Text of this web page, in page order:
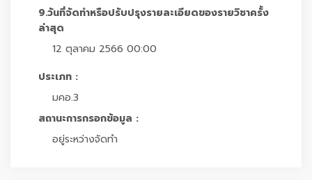
9.วันที่จัดทำหรือปรับปรุงรายละเอียดของรายวิชาครั้ง
ล่าสุด
12 ตุลาคม 2566 00:00
ประเภท :
มคอ.3
สถานะการกรอกข้อมูล :
อยู่ระหว่างจัดทำ